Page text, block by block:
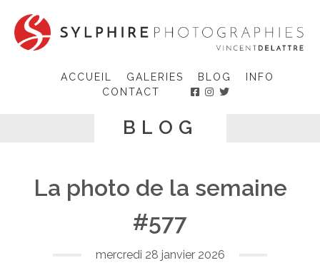
content
ACCUEIL GALERIES BLOG
INFO
CONTACT
BLOG
La photo de la semaine
#577
mercredi 28 janvier 2026